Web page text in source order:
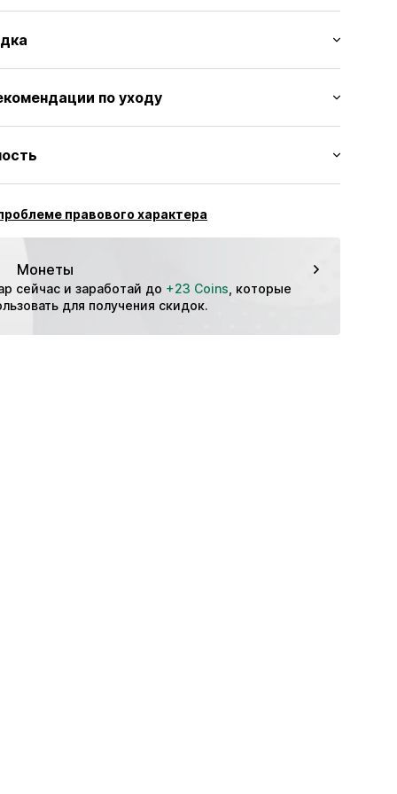
край
по уходу
Polyester, 5% Эластан
эластичный
правового характера
Монеты
сейчас и заработай до +23 Coins , которые
для получения скидок.